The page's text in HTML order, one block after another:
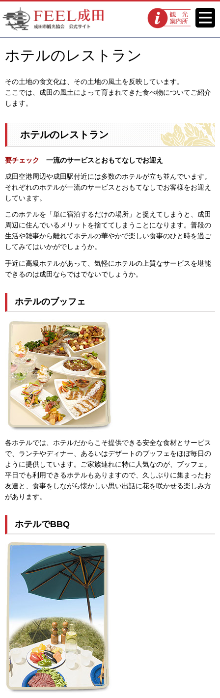
FEEL成田 成田市観光協会 公式
サイト
観光案内所
メニ
ュー
ホテルのレストラン
その土地の食文化は、その土地の風土を反映しています。
ここでは、成田の風土によって育まれてきた食べ物についてご紹介
します。
ホテルのレストラン
要チェック 一流のサービスとおもてなしでお迎え
成田空港周辺や成田駅付近には多数のホテルが立ち並んでいます。
それぞれのホテルが一流のサービスとおもてなしでお客様をお迎え
しています。
このホテルを「単に宿泊するだけの場所」と捉えてしまうと、成田
周辺に住んでいるメリットを捨ててしまうことになります。普段の
生活や雑事から離れてホテルの華やかで楽しい食事のひと時を過ご
してみてはいかがでしょうか。
手近に高級ホテルがあって、気軽にホテルの上質なサービスを堪能
できるのは成田ならではでないでしょうか。
ホテルのブッフェ
各ホテルでは、ホテルだからこそ提供できる安全な食材とサービス
で、ランチやディナー、あるいはデザートのブッフェをほぼ毎日の
ように提供しています。ご家族連れに特に人気なのが、ブッフェ。
平日でも利用できるホテルもありますので、久しぶりに集まったお
友達と、食事をしながら懐かしい思い出話に花を咲かせる楽しみ方
があります。
ホテルでBBQ